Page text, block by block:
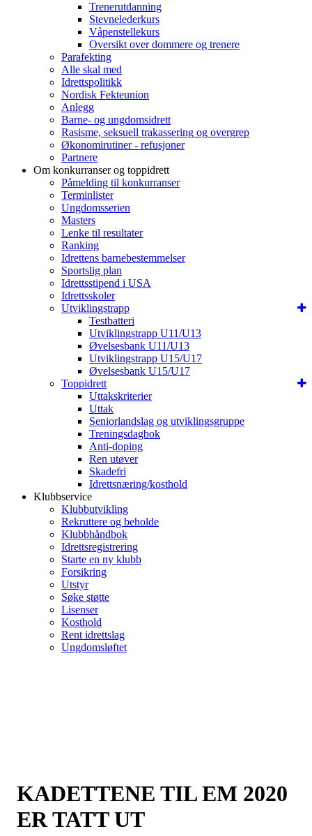
Trenerutdanning
Stevnelederkurs
Våpenstellekurs
Oversikt over dommere og trenere
Parafekting
Alle skal med
Idrettspolitikk
Nordisk Fekteunion
Anlegg
Barne- og ungdomsidrett
Rasisme, seksuell trakassering og overgrep
Økonomirutiner - refusjoner
Partnere
Om konkurranser og toppidrett
Påmelding til konkurranser
Terminlister
Ungdomsserien
Masters
Lenke til resultater
Ranking
Idrettens barnebestemmelser
Sportslig plan
Idrettsstipend i USA
Idrettsskoler
Utviklingstrapp
Testbatteri
Utviklingstrapp U11/U13
Øvelsesbank U11/U13
Utviklingstrapp U15/U17
Øvelsesbank U15/U17
Toppidrett
Uttakskriterier
Uttak
Seniorlandslag og utviklingsgruppe
Treningsdagbok
Anti-doping
Ren utøver
Skadefri
Idrettsnæring/kosthold
Klubbservice
Klubbutvikling
Rekruttere og beholde
Klubbhåndbok
Idrettsregistrering
Starte en ny klubb
Forsikring
Utstyr
Søke støtte
Lisenser
Kosthold
Rent idrettslag
Ungdomsløftet
KADETTENE TIL EM 2020
ER TATT UT